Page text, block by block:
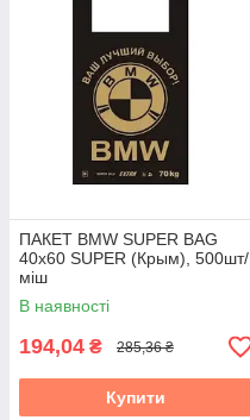
ПАКЕТ ВМW SUPER BAG
40х60 SUPER (Крым), 500шт/
міш
В наявності
194,04 ₴ 285,36 ₴
Купити